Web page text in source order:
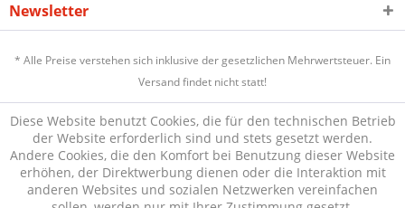
Newsletter
* Alle Preise verstehen sich inklusive der gesetzlichen Mehrwertsteuer. Ein
Versand findet nicht statt!
Diese Website benutzt Cookies, die für den technischen Betrieb
der Website erforderlich sind und stets gesetzt werden.
Andere Cookies, die den Komfort bei Benutzung dieser Website
erhöhen, der Direktwerbung dienen oder die Interaktion mit
anderen Websites und sozialen Netzwerken vereinfachen